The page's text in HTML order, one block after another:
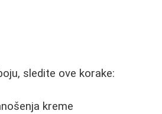
sledite ove korake:
kreme